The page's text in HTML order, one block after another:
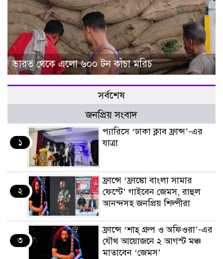
ভারত থেকে এলো ৬০০ টন কাঁচা মরিচ
সর্বশেষ
জনপ্রিয় সংবাদ
১
প্যারিসে ‘ঢাকা ক্লাব ফ্রান্স’-এর
যাত্রা
২
ফ্রান্সে ‘ফ্রাঙ্কো বাংলা সামার
ফেস্টে’ গাইবেন জেমস, রাহুল
আনন্দসহ জনপ্রিয় শিল্পীরা
৩
ফ্রান্সে ‘শাহ্ গ্রুপ ও অফিওরা’-এর
যৌথ আয়োজনে ২ আগস্ট মঞ্চ
মাতাবেন ‘জেমস’